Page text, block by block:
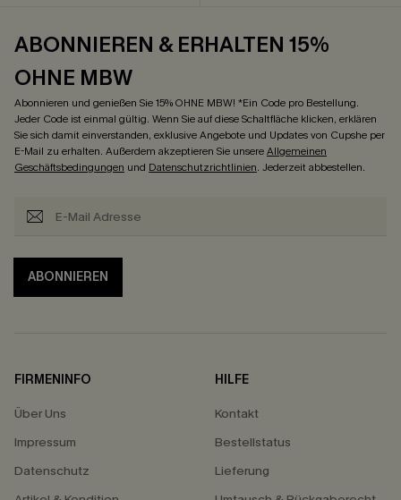
ABONNIEREN & ERHALTEN 15%
OHNE MBW
Abonnieren und genießen Sie 15% OHNE MBW! *Ein Code pro Bestellung.
Jeder Code ist einmal gültig. Wenn Sie auf diese Schaltfläche klicken, erklären
Sie sich damit einverstanden, exklusive Angebote und Updates von Cupshe per
E-Mail zu erhalten. Außerdem akzeptieren Sie unsereAllgemeinen
Geschäftsbedingungen und Datenschutzrichtlinien. Jederzeit abbestellen.
ABONNIEREN
FIRMENINFO
Über Uns
Impressum
Datenschutz
HILFE
Kontakt
Bestellstatus
Lieferung